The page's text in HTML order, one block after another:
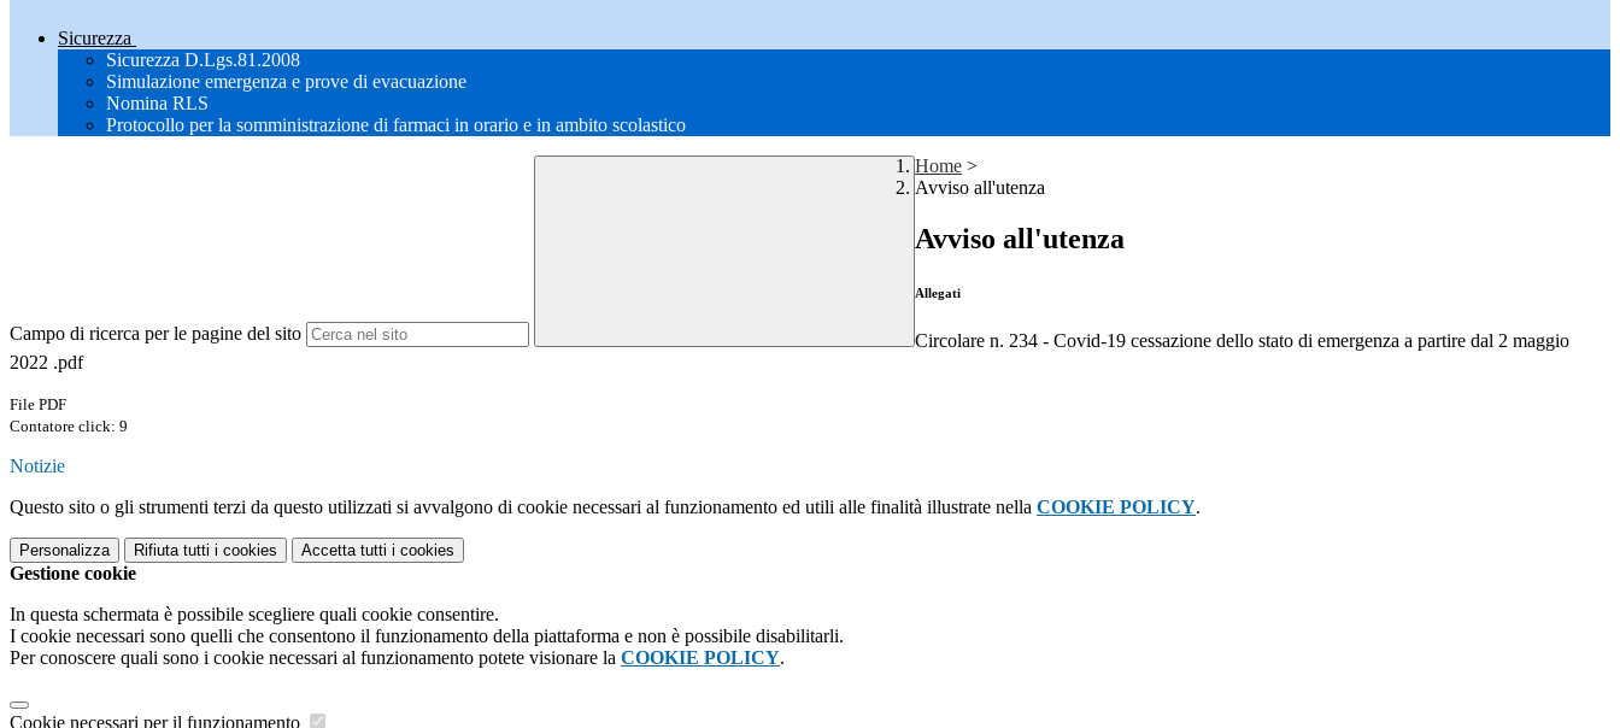
Sicurezza
Sicurezza D.Lgs.81.2008
Simulazione emergenza e prove di evacuazione
Nomina RLS
Protocollo per la somministrazione di farmaci in orario e in ambito scolastico
Campo di ricerca per le pagine del sito
Home >
Avviso all'utenza
Avviso all'utenza
Allegati
Circolare n. 234 - Covid-19 cessazione dello stato di emergenza a partire dal 2 maggio
2022 .pdf
File PDF
Contatore click: 9
Notizie
Questo sito o gli strumenti terzi da questo utilizzati si avvalgono di cookie necessari al funzionamento ed utili alle finalità illustrate nella COOKIE POLICY.
Personalizza Rifiuta tutti i cookies Accetta tutti i cookies
Gestione cookie
In questa schermata è possibile scegliere quali cookie consentire.
I cookie necessari sono quelli che consentono il funzionamento della piattaforma e non è possibile disabilitarli.
Per conoscere quali sono i cookie necessari al funzionamento potete visionare la COOKIE POLICY.
Cookie necessari per il funzionamento